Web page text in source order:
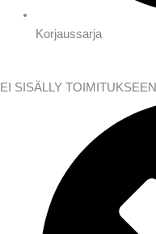
Korjaussarja
EI SISÄLLY TOIMITUKSEEN